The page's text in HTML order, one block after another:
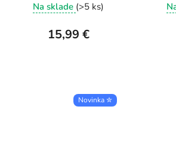
mikrofónom -modrý
Na sklade (>5 ks)
15,99 €
Novinka ✮